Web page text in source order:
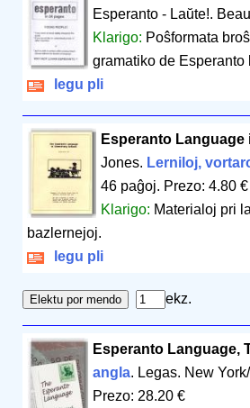
Esperanto - Laŭte!.
Klarigo: Poŝformata
gramatiko de
legu pli
Esperanto
Jones. Lerniloj,
46 paĝoj. Prezo: 4.80 €
Klarigo: Materialoj pri
bazlernejoj.
legu pli
ekz.
Esperanto Language,
angla. Legas. New
Prezo: 28.20 €